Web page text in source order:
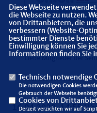
Liebe Mitglieder der
Hier das Schreiben von
16.04.2020, 14:55
Diese Webseite
die Webseite zu nutzen.
von Drittanbietern, die
verbessern (Website-
bestimmter Dienste
Einwilligung können Sie
Informationen finden Sie
Technisch notwendige
Die notwendigen Cookies
Gebrauch der Webseite
Cookies von
Derzeit verzichten wir auf